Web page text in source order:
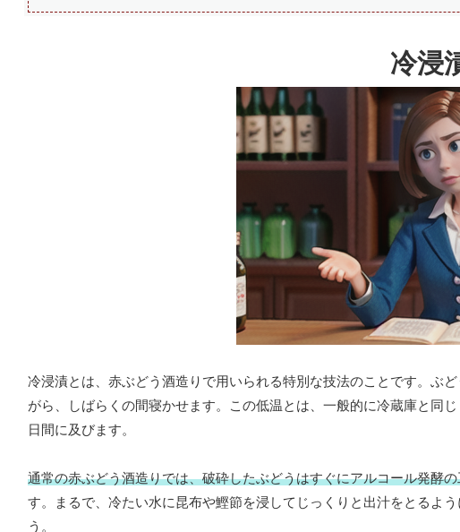
冷浸
冷浸漬とは、赤ぶどう酒造りで用いられる特別な技法のことです。ぶ
がら、しばらくの間寝かせます。この低温とは、一般的に冷蔵庫と同
日間に及びます。
通常の赤ぶどう酒造りでは、破砕したぶどうはすぐにアルコール発酵
す。まるで、冷たい水に昆布や鰹節を浸してじっくりと出汁をとるよ
う。